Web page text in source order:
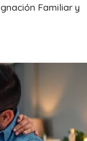
Familiar y